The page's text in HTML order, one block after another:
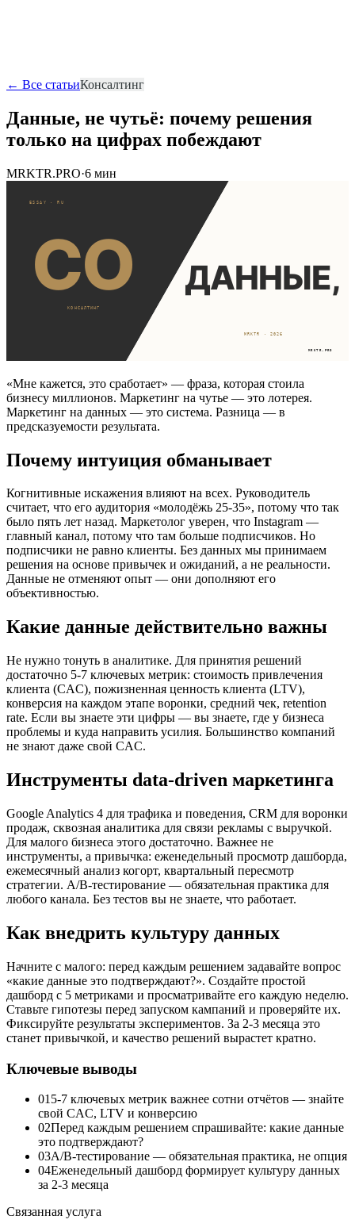
← Все статьиКонсалтинг
Данные, не чутьё: почему решения
только на цифрах побеждают
MRKTR.PRO·6 мин
«Мне кажется, это сработает» — фраза, которая стоила
бизнесу миллионов. Маркетинг на чутье — это лотерея.
Маркетинг на данных — это система. Разница — в
предсказуемости результата.
Почему интуиция обманывает
Когнитивные искажения влияют на всех. Руководитель
считает, что его аудитория «молодёжь 25-35», потому что так
было пять лет назад. Маркетолог уверен, что Instagram —
главный канал, потому что там больше подписчиков. Но
подписчики не равно клиенты. Без данных мы принимаем
решения на основе привычек и ожиданий, а не реальности.
Данные не отменяют опыт — они дополняют его
объективностью.
Какие данные действительно важны
Не нужно тонуть в аналитике. Для принятия решений
достаточно 5-7 ключевых метрик: стоимость привлечения
клиента (CAC), пожизненная ценность клиента (LTV),
конверсия на каждом этапе воронки, средний чек, retention
rate. Если вы знаете эти цифры — вы знаете, где у бизнеса
проблемы и куда направить усилия. Большинство компаний
не знают даже свой CAC.
Инструменты data-driven маркетинга
Google Analytics 4 для трафика и поведения, CRM для воронки
продаж, сквозная аналитика для связи рекламы с выручкой.
Для малого бизнеса этого достаточно. Важнее не
инструменты, а привычка: еженедельный просмотр дашборда,
ежемесячный анализ когорт, квартальный пересмотр
стратегии. A/B-тестирование — обязательная практика для
любого канала. Без тестов вы не знаете, что работает.
Как внедрить культуру данных
Начните с малого: перед каждым решением задавайте вопрос
«какие данные это подтверждают?». Создайте простой
дашборд с 5 метриками и просматривайте его каждую неделю.
Ставьте гипотезы перед запуском кампаний и проверяйте их.
Фиксируйте результаты экспериментов. За 2-3 месяца это
станет привычкой, и качество решений вырастет кратно.
Ключевые выводы
01 5-7 ключевых метрик важнее сотни отчётов — знайте
свой CAC, LTV и конверсию
02Перед каждым решением спрашивайте: какие данные
это подтверждают?
03A/B-тестирование — обязательная практика, не опция
04Еженедельный дашборд формирует культуру данных
за 2-3 месяца
Связанная услуга